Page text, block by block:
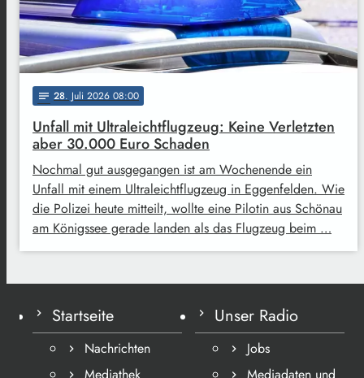
notes 28. Juli 2026 08:00
Unfall mit Ultraleichtflugzeug: Keine Verletzten
aber 30.000 Euro Schaden
Nochmal gut ausgegangen ist am Wochenende ein
Unfall mit einem Ultraleichtflugzeug in Eggenfelden. Wie
die Polizei heute mitteilt, wollte eine Pilotin aus Schönau
am Königssee gerade landen als das Flugzeug beim …
Startseite
Nachrichten
Unser Radio
Jobs